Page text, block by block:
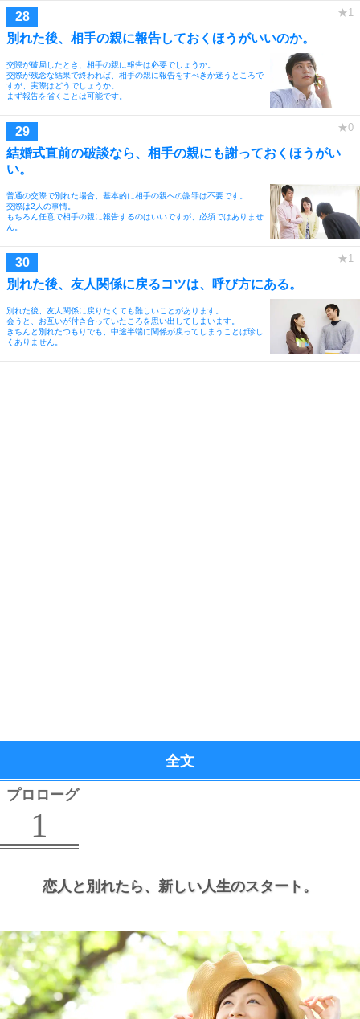
別れた後、相手の親に報告しておくほうがいいのか。
交際が破局したとき、相手の親に報告は必要でしょうか。
交際が残念な結果で終われば、相手の親に報告をすべきか迷うところで
すが、実際はどうでしょうか。
まず報告を省くことは可能です。
結婚式直前の破談なら、相手の親にも謝っておくほうがい
い。
普通の交際で別れた場合、基本的に相手の親への謝罪は不要です。
交際は2人の事情。
もちろん任意で相手の親に報告するのはいいですが、必須ではありませ
ん。
別れた後、友人関係に戻るコツは、呼び方にある。
別れた後、友人関係に戻りたくても難しいことがあります。
会うと、お互いが付き合っていたころを思い出してしまいます。
きちんと別れたつもりでも、中途半端に関係が戻ってしまうことは珍し
くありません。
全文
プロローグ
1
恋人と別れたら、 新しい人生のスタート。